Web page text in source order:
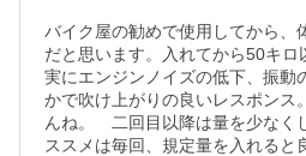
バイク屋の勧めで使用してから、
だと思います。入れてから50キ
実にエンジンノイズの低下、振動
かで吹け上がりの良いレスポンス
んね。　二回目以降は量を少なく
ススメは毎回、規定量を入れると